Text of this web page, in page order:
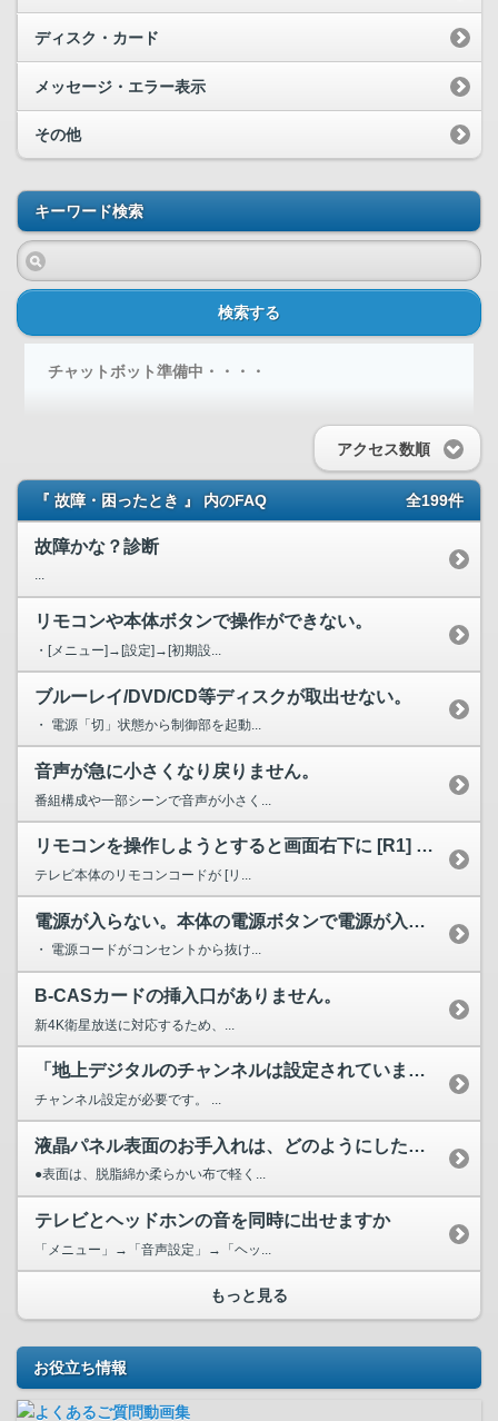
ディスク・カード
メッセージ・エラー表示
その他
キーワード検索
検索する
チャットボット準備中・・・・
アクセス数順
『 故障・困ったとき 』 内のFAQ 全199件
故障かな？診断
...
リモコンや本体ボタンで操作ができない。
・[メニュー]→[設定]→[初期設...
ブルーレイ/DVD/CD等ディスクが取出せない。
・ 電源「切」状態から制御部を起動...
音声が急に小さくなり戻りません。
番組構成や一部シーンで音声が小さく...
リモコンを操作しようとすると画面右下に [R1] と表示が...
テレビ本体のリモコンコードが [リ...
電源が入らない。本体の電源ボタンで電源が入るが、リモコンで...
・ 電源コードがコンセントから抜け...
B-CASカードの挿入口がありません。
新4K衛星放送に対応するため、...
「地上デジタルのチャンネルは設定されていません。地上デジタ...
チャンネル設定が必要です。 ...
液晶パネル表面のお手入れは、どのようにしたらいいですか。
●表面は、脱脂綿か柔らかい布で軽く...
テレビとヘッドホンの音を同時に出せますか
「メニュー」→「音声設定」→「ヘッ...
もっと見る
お役立ち情報